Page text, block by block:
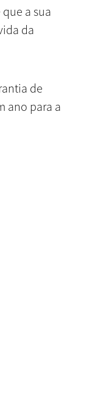
a sua
da
de
ano para a